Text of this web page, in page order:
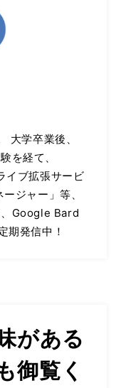
大学卒業後、
を経て、
イブ拡張サービ
ジャー」等、
、Google Bard
期発信中！
がある
御覧く